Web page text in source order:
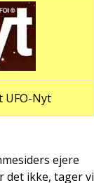
UFO-Nyt
eje­re
det ikke, tager vi